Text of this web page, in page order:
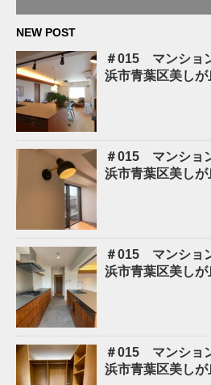
NEW POST
＃015 マンショ
浜市青葉区美し
＃015 マンショ
浜市青葉区美し
＃015 マンショ
浜市青葉区美し
＃015 マンショ
浜市青葉区美し